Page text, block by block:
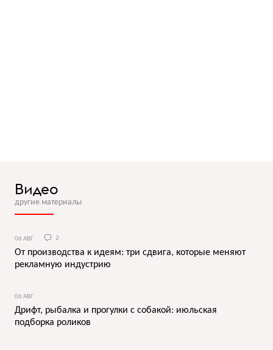
Видео
другие материалы
06 АВГ 2
От производства к идеям: три сдвига, которые меняют
рекламную индустрию
06 АВГ
Дрифт, рыбалка и прогулки с собакой: июльская
подборка роликов